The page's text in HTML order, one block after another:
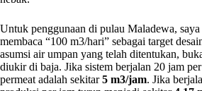
Untuk penggunaan di pulau Maladewa, saya
membaca “100 m3/hari” sebagai target
asumsi air umpan yang telah ditentukan,
diukir di baja. Jika sistem berjalan 20 jam
permeat adalah sekitar5 m3/jam. Jika